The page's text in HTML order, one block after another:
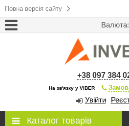
Повна версія сайту
Валюта:
+38 097 384
На зв'язку у VIBER
Увійти
Каталог товарів